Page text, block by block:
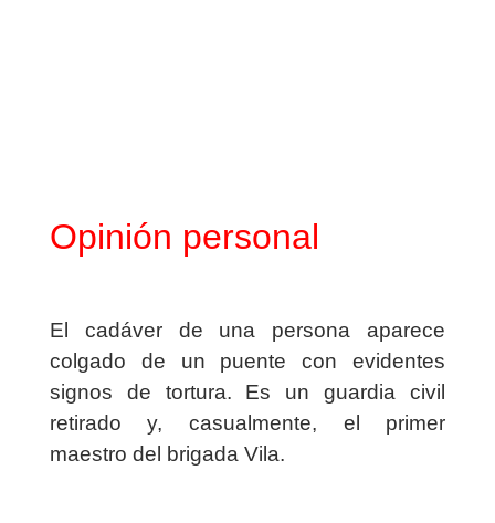
Opinión personal
El cadáver de una persona aparece
colgado de un puente con evidentes
signos de tortura. Es un guardia civil
retirado y, casualmente, el primer
maestro del brigada Vila.